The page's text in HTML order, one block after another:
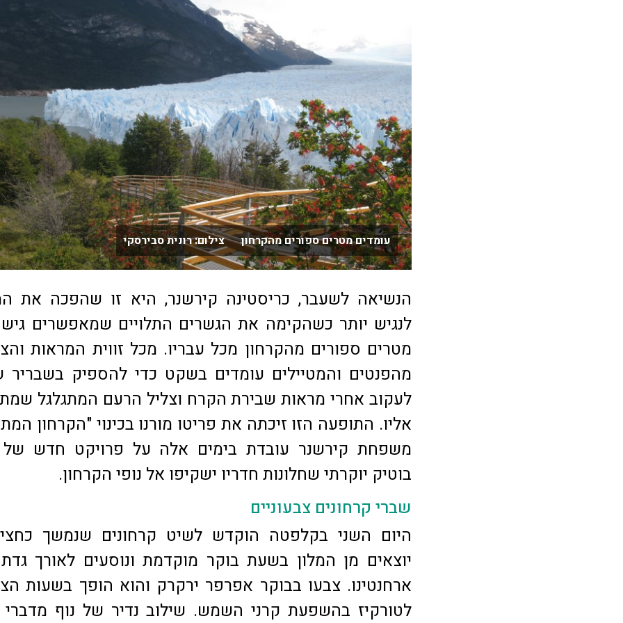
עומדים מטרים ספורים מהקרחון צילום: רונית סבירסקי
הנשיאה לשעבר, כריסטינה קירשנר, היא זו שהפכה את
לנגיש יותר כשהקימה את הגשרים התלויים שמאפשרים
מטרים ספורים מהקרחון מכל עבריו. מכל זווית המראות
מהפנטים והמטיילים עומדים בשקט כדי להספיק בשבריר
לעקוב אחרי מראות שבירת הקרח וצליל הרעם המתגלגל
אליו. התופעה הזו זיכתה את פריטו מורנו בכינוי "הקרחון
משפחת קירשנר עובדת בימים אלה על פרויקט חדש של
בוטיק יוקרתי שחלונות חדריו ישקיפו אל נופי הקרחון.
שברי קרחונים צבעוניים
היום השני בקלפטה הוקדש לשיט קרחונים שנמשך
יוצאים מן המלון בשעת בוקר מוקדמת ונוסעים לאורך
ארחנטינו. צבעו בבוקר אפרפר ירקרק והוא הופך בשעות
לטורקיז בהשפעת קרני השמש. שילוב נדיר של נוף מדברי